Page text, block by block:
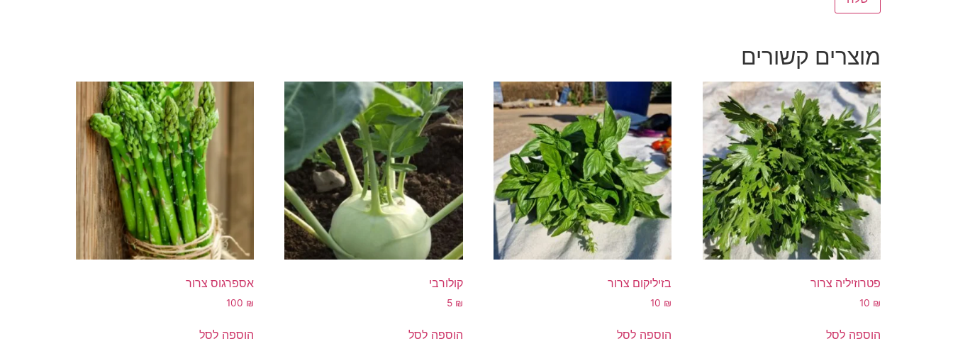
מוצרים קשורים
פטרוזיליה צרור
10 ₪
הוספה לסל
בזיליקום צרור
10 ₪
הוספה לסל
קולורבי
5 ₪
הוספה לסל
אספרגוס צרור
100 ₪
הוספה לסל